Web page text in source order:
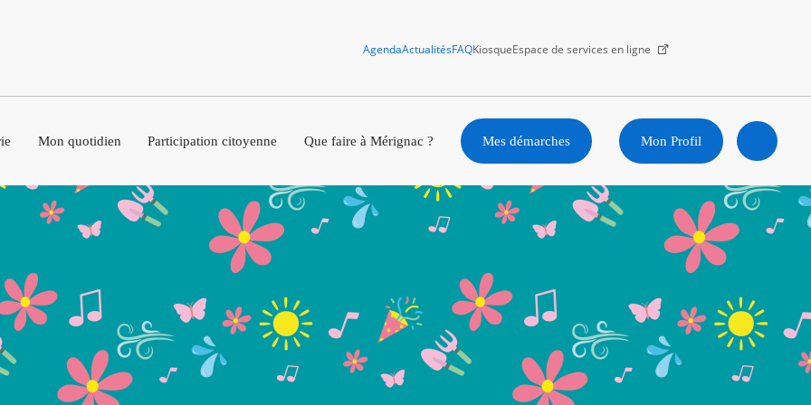
AgendaActualitésFAQKiosqueEspace de services en ligne
Mon quotidien Participation citoyenne Que faire à Mérignac ? Mes démarches Mon Profil
Ouvrir